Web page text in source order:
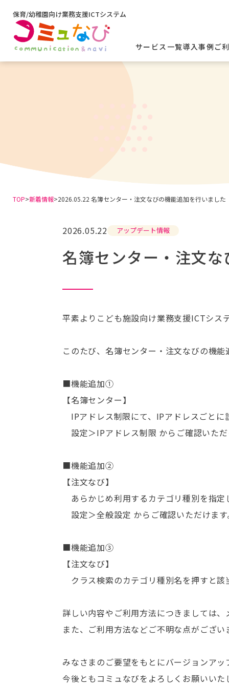
保育/幼稚園向け業務支援ICTシステム
サービス一覧導入事例 ご
TOP>新着情報>2026.05.22 名簿センター・注文なびの機能追加を行いました
2026.05.22 アップデート情報
名簿センター・注文
平素よりこども施設向け業務支援ICTシス
このたび、名簿センター・注文なびの機
■機能追加①
【名簿センター】
IPアドレス制限にて、IPアドレスごと
設定＞IPアドレス制限 からご確認いた
■機能追加②
【注文なび】
あらかじめ利用するカテゴリ種別を指
設定＞全般設定 からご確認いただけま
■機能追加③
【注文なび】
クラス検索のカテゴリ種別名を押すと
詳しい内容やご利用方法につきましては
また、ご利用方法などご不明な点がござ
みなさまのご要望をもとにバージョンア
今後ともコミュなびをよろしくお願いいた